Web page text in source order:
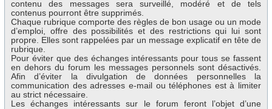
contenu des messages sera surveillé, modéré et de tels
contenus pourront être supprimés.
Chaque rubrique comporte des règles de bon usage ou un mode
d’emploi, offre des possibilités et des restrictions qui lui sont
propre. Elles sont rappelées par un message explicatif en tête de
rubrique.
Pour éviter que des échanges intéressants pour tous se fassent
en dehors du forum les messages personnels sont désactivés.
Afin d’éviter la divulgation de données personnelles la
communication des adresses e-mail ou téléphones est à limiter
au strict nécessaire.
Les échanges intéressants sur le forum feront l’objet d’une